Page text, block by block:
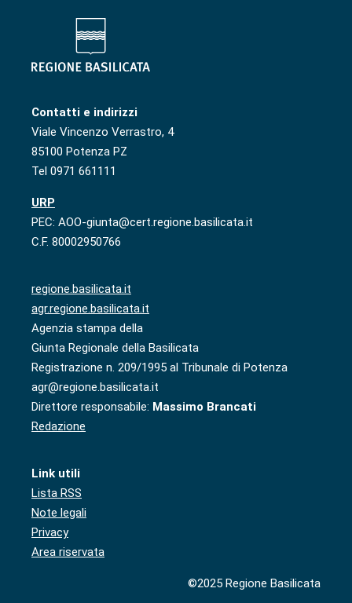
Contatti e indirizzi
Viale Vincenzo Verrastro, 4
85100 Potenza PZ
Tel 0971 661111
URP
PEC: AOO-giunta@cert.regione.basilicata.it
C.F. 80002950766
regione.basilicata.it
agr.regione.basilicata.it
Agenzia stampa della
Giunta Regionale della Basilicata
Registrazione n. 209/1995 al Tribunale di Potenza
agr@regione.basilicata.it
Direttore responsabile: Massimo Brancati
Redazione
Link utili
Lista RSS
Note legali
Privacy
Area riservata
©2025 Regione Basilicata